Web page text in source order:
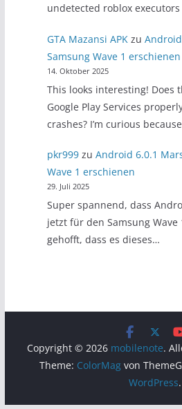
undetected roblox executors
GTA Mazansi APK zu
Samsung Wave 1 erschienen
14. Oktober 2025
This looks interesting! Does
Google Play Services
crashes? I’m curious
pkr999 zuAndroid 6.0.1
Wave 1 erschienen
29. Juli 2025
Super spannend, dass
jetzt für den Samsung
gehofft, dass es dieses…
Copyright © 2026 mobilenote.
Theme: ColorMagvon
WordPress.